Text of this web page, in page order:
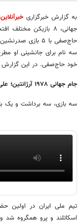
به گزارش خبرگزاریخبرآنلاین
جهانی، ۸ بازیکن
سه نام برای جانشینی او
خود حاج‌صفی. در این گزارش
جام جهانی ۱۹۷۸ آرژانتین؛ علی پروین، کاپیتان مقتدر ۳۱ ساله
سه بازی، سه برداشت و یک
تیم ملی ایران در اولین
اسکاتلند و پرو همگروه شد